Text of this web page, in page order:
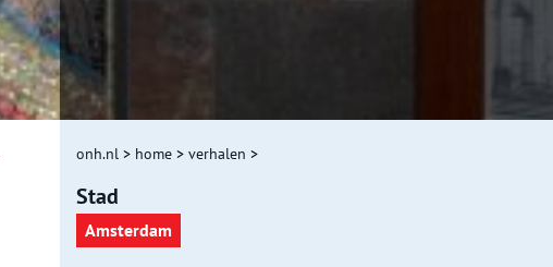
onh.nl > home > verhalen >
Stad
Amsterdam